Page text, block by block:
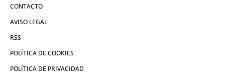
CONTACTO
AVISO LEGAL
RSS
POLÍTICA DE COOKIES
POLÍTICA DE PRIVACIDAD